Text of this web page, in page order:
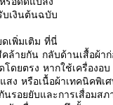
เงินต้นฉบับ
เพิ่มเติม ที่นี่
ายกัน กลับด้านเสื้อผ้า
ดยตรง หากใช้เครื่องอ
ง หรือเนื้อผ้าเทคนิคพิเ
รอยยับและการเสื่อมสภ